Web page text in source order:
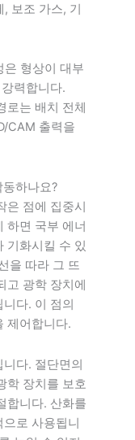
보조 가스, 기
은 형상이 대부
력합니다.
로는 배치 전체
CAM 출력을
하나요?
은 점에 집중시
하면 국부 에너
기화시킬 수 있
을 따라 그 뜨
고 광학 장치에
다. 이 점의
제어합니다.
다. 절단면의
학 장치를 보호
합니다. 산화를
로 사용됩니